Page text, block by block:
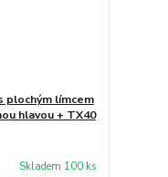
plochým límcem
hlavou + TX40
Skladem 100 ks